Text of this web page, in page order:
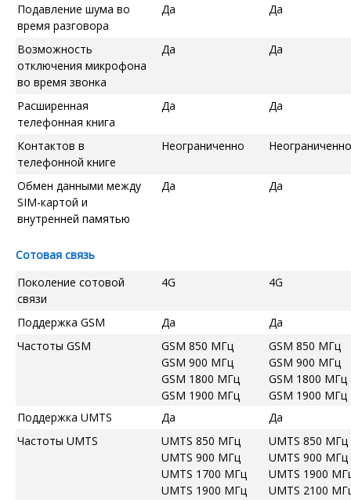
Подавление шума во
время разговора
Да Да
Возможность
отключения микрофона
во время звонка
Да Да
Расширенная
телефонная книга
Да Да
Контактов в
телефонной книге
Неограниченно Неограниченно
Обмен данными между
SIM-картой и
внутренней памятью
Да Да
Сотовая связь
Поколение сотовой
связи
4G 4G
Поддержка GSM Да
Да
Частоты GSM
GSM 850 МГц
GSM 900 МГц
GSM 1800 МГц
GSM 1900 МГц
GSM 850 МГц
GSM 900 МГц
GSM 1800 МГц
GSM 1900 МГц
Поддержка UMTS
Да
Да
Частоты UMTS
UMTS 850 МГц
UMTS 900 МГц
UMTS 1700 МГц
UMTS 1900 МГц
UMTS 850 МГц
UMTS 900 МГц
UMTS 1900
UMTS 2100